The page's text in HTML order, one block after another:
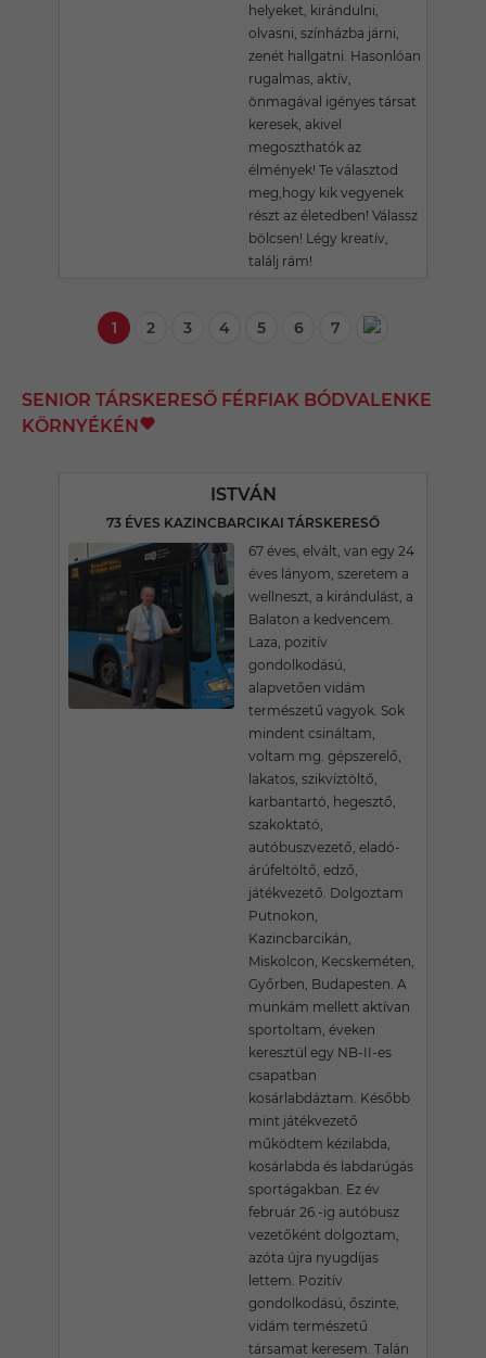
helyeket, kirándulni,
olvasni, színházba járni,
zenét hallgatni. Hasonlóan
rugalmas, aktív,
önmagával igényes társat
keresek, akivel
megoszthatók az
élmények! Te választod
meg,hogy kik vegyenek
részt az életedben! Válassz
bölcsen! Légy kreatív,
találj rám!
1 2 3 4 5 6 7
SENIOR TÁRSKERESŐ FÉRFIAK BÓDVALENKE
KÖRNYÉKÉN
ISTVÁN
73 ÉVES KAZINCBARCIKAI TÁRSKERESŐ
67 éves, elvált, van egy 24
éves lányom, szeretem a
wellneszt, a kirándulást, a
Balaton a kedvencem.
Laza, pozitív
gondolkodású,
alapvetően vidám
természetű vagyok. Sok
mindent csináltam,
voltam mg. gépszerelő,
lakatos, szikvíztöltő,
karbantartó, hegesztő,
szakoktató,
autóbuszvezető, eladó-
árúfeltöltő, edző,
játékvezető. Dolgoztam
Putnokon,
Kazincbarcikán,
Miskolcon, Kecskeméten,
Győrben, Budapesten. A
munkám mellett aktívan
sportoltam, éveken
keresztül egy NB-II-es
csapatban
kosárlabdáztam. Később
mint játékvezető
működtem kézilabda,
kosárlabda és labdarúgás
sportágakban. Ez év
február 26.-ig autóbusz
vezetőként dolgoztam,
azóta újra nyugdíjas
lettem. Pozitív
gondolkodású, őszinte,
vidám természetű
társamat keresem. Talán